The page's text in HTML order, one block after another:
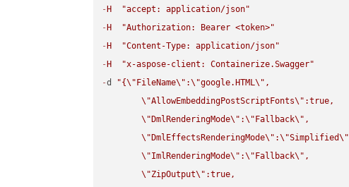
- H
"accept: application/json"
- H
"Authorization: Bearer <token>"
- H
"Content-Type: application/json"
- H
"x-aspose-client: Containerize.Swagger"
-d "{\" FileName\" :\"google.HTML\" ,
\"AllowEmbeddingPostScriptFonts\" :true,
\" DmlRenderingMode\" :\" Fallback\" ,
\" DmlEffectsRenderingMode\" :\"Simplified\"
\"ImlRenderingMode\" :\" Fallback\" ,
\"ZipOutput\" :true,